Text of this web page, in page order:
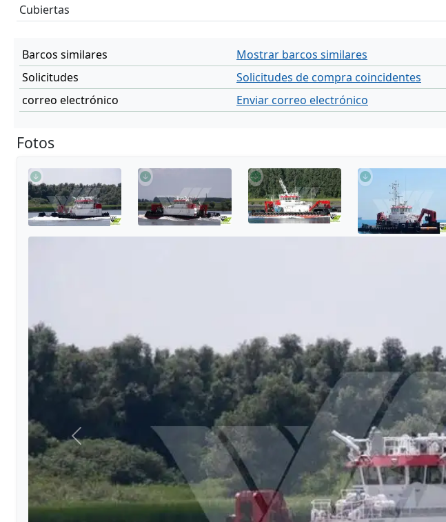
Cubiertas
Barcos similares
Mostrar barcos similares
Solicitudes
Solicitudes de compra coincidentes
correo electrónico
Enviar correo electrónico
Fotos
Anterior